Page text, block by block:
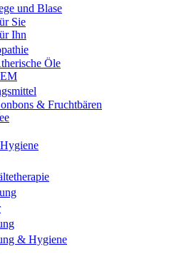
und Blase
Sie
Ihn
Öle
& Fruchtbären
& Hygiene